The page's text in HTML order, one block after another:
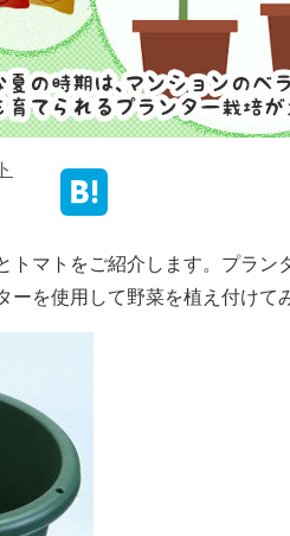
マトをご紹介します。プラン
を使用して野菜を植え付けて